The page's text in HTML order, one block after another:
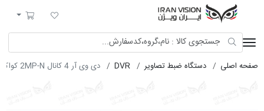
لیست مورد علاقه
سبد خرید
صفحه اصلی دستگاه ضبط تصاویر DVR دی وی آر‌ 4 کانال 2MP-N کواکسیال